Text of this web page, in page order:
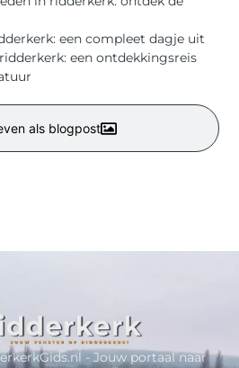
als blogpost
een compleet dagje uit
een ontdekkingsreis
- Jouw portaal naar